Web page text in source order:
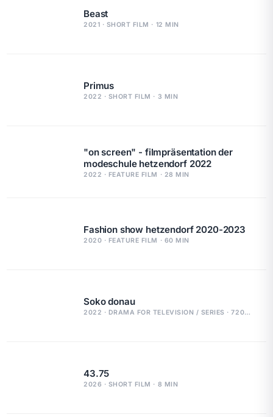
Beast
2021 · SHORT FILM · 12 MIN
Primus
2022 · SHORT FILM · 3 MIN
"on screen" - filmpräsentation der
modeschule hetzendorf 2022
2022 · FEATURE FILM · 28 MIN
Fashion show hetzendorf 2020-2023
2020 · FEATURE FILM · 60 MIN
Soko donau
2022 · DRAMA FOR TELEVISION / SERIES · 720 MIN
43.75
2026 · SHORT FILM · 8 MIN